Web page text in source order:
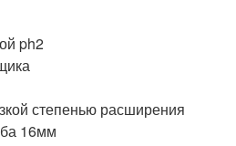
ph2
степенью расширения
16мм